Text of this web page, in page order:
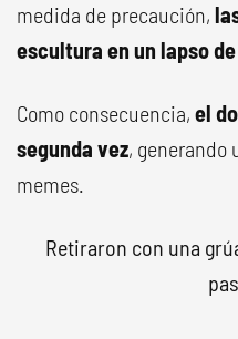
medida de precaución,
escultura en un lapso
Como consecuencia, el
segunda vez, generando
memes.
Retiraron con una